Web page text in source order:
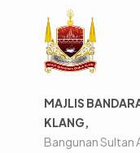
MAJLIS
KLANG,
Bangunan Sultan